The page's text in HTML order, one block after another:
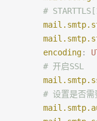
#
      encoding
:
      # 开启SSL
# 设置是否需